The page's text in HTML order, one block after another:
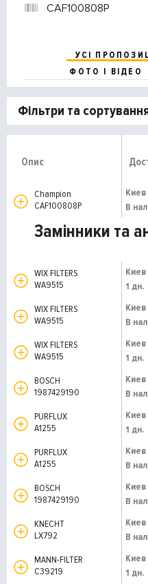
CAF100808P
УСІ
ФОТО І ВІДЕО
Фільтри та
Опис
Champion
CAF100808P
Киев
В
Замінники та
WIX FILTERS
WA9515
Киев
1 дн.
WIX FILTERS
WA9515
Киев
В
WIX FILTERS
WA9515
Киев
1 дн.
BOSCH
1987429190
Киев
В
PURFLUX
A1255
Киев
1 дн.
PURFLUX
A1255
Киев
В
BOSCH
1987429190
Киев
В
KNECHT
LX792
Киев
В
MANN-FILTER
C39219
Киев
1 дн.